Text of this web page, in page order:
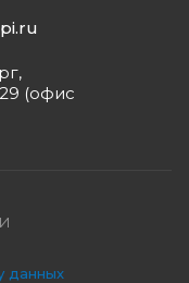
(офис
данных